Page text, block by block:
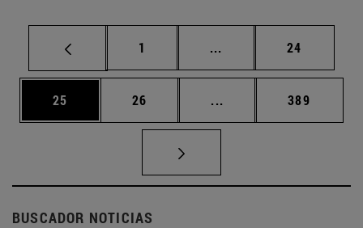
Página
1 ... Páginas intermedias
Página
24
Página
25 Página
26 ... Páginas intermedias
Página
389
BUSCADOR NOTICIAS